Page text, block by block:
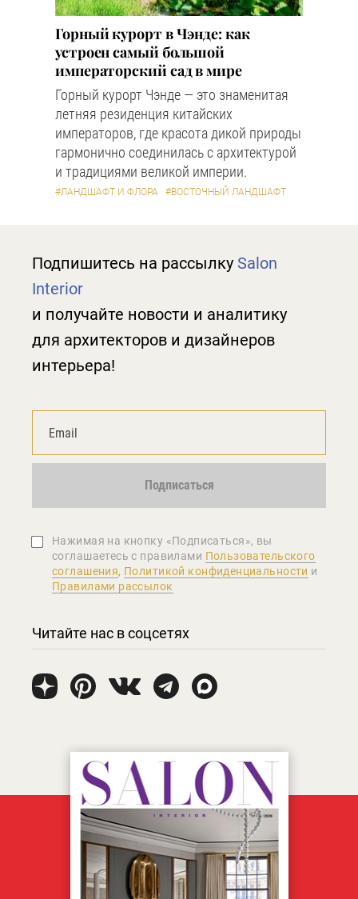
Горный курорт в Чэнде: как
устроен самый большой
императорский сад в мире
Горный курорт Чэнде — это знаменитая
летняя резиденция китайских
императоров, где красота дикой природы
гармонично соединилась с архитектурой
и традициями великой империи.
#ЛАНДШАФТ И ФЛОРА #ВОСТОЧНЫЙ ЛАНДШАФТ
Подпишитесь на рассылку Salon
Interior
и получайте новости и аналитику
для архитекторов и дизайнеров
интерьера!
Подписаться
Нажимая на кнопку «Подписаться», вы
соглашаетеcь с правилами Пользовательского
соглашения, Политикой конфиденциальности и
Правилами рассылок
Читайте нас в соцсетях